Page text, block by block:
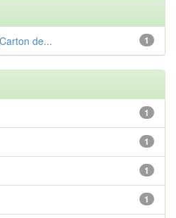
1
de...
1
1
1
1